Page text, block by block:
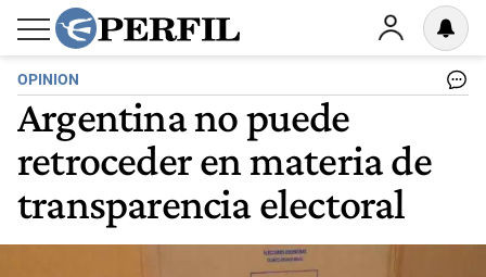
OPINION
Argentina no puede
retroceder en materia de
transparencia electoral